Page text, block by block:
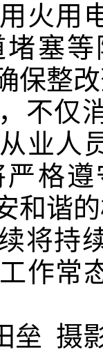
火用
塞
保整
不仅
业人
格
和谐
将持
作常
垒 摄